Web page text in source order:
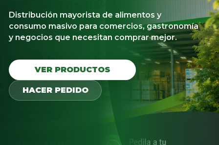
Distribución mayorista de alimentos y
consumo masivo para comercios, gastronomía
y negocios que necesitan comprar mejor.
VER PRODUCTOS
HACER PEDIDO